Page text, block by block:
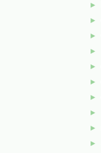
►
►
►
►
►
►
►
►
►
►